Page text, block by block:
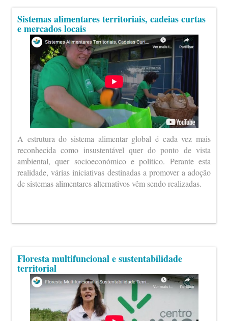
Sistemas alimentares territoriais, cadeias curtas
e mercados locais
A estrutura do sistema alimentar global é cada vez mais
reconhecida como insustentável quer do ponto de vista
ambiental, quer socioeconómico e político. Perante esta
realidade, várias iniciativas destinadas a promover a adoção
de sistemas alimentares alternativos vêm sendo realizadas.
Floresta multifuncional e sustentabilidade
territorial